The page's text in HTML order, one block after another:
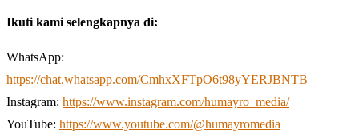
Ikuti kami selengkapnya di:
WhatsApp:
https://chat.whatsapp.com/CmhxXFTpO6t98yYERJBNTB
Instagram: https://www.instagram.com/humayro_media/
YouTube: https://www.youtube.com/@humayromedia